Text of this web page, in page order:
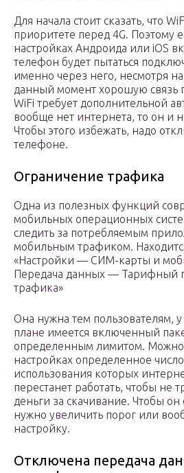
Для начала стоит сказать, что
приоритете перед 4G. Поэтому
настройках Андроида или iOS
телефон будет пытаться
именно через него, несмотря
данный момент хорошую связь
WiFi требует дополнительной
вообще нет интернета, то он и
Чтобы этого избежать, надо
телефоне.
Ограничение трафика
Одна из полезных функций
мобильных операционных
следить за потребляемым
мобильным трафиком.
«Настройки — СИМ-карты и
Передача данных — Тарифный
трафика»
Она нужна тем пользователям,
плане имеется включенный
определенным лимитом. Можно
настройках определенное
использования которых
перестанет работать, чтобы не
деньги за скачивание. Чтобы он
нужно увеличить порог или
настройку.
Отключена передача